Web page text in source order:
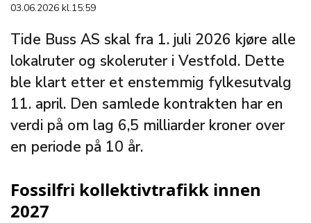
03.06.2026 kl.15:59
Tide Buss AS skal fra 1. juli 2026 kjøre alle
lokalruter og skoleruter i Vestfold. Dette
ble klart etter et enstemmig fylkesutvalg
11. april. Den samlede kontrakten har en
verdi på om lag 6,5 milliarder kroner over
en periode på 10 år.
Fossilfri kollektivtrafikk innen
2027